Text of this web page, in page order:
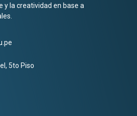
y la creatividad en base a
5to Piso